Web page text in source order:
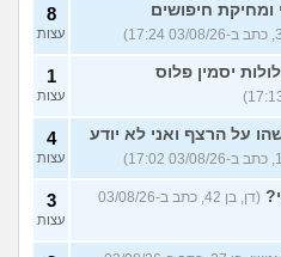
חיפושים
8
עצות
יסמין פלוס 1
עצות
על הרצף ואני לא יודע
4
עצות
(דן, בן 42, כתב ב-03/08/26
3
עצות